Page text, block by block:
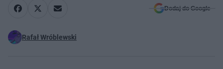
Dodaj do Google
Rafał Wróblewski